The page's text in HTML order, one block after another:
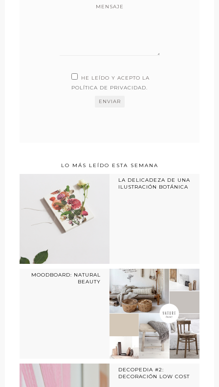
MENSAJE
HE LEÍDO Y ACEPTO LA
POLÍTICA DE PRIVACIDAD.
LO MÁS LEÍDO ESTA SEMANA
LA DELICADEZA DE UNA
ILUSTRACIÓN BOTÁNICA
MOODBOARD: NATURAL
BEAUTY
DECOPEDIA #2:
DECORACIÓN LOW COST